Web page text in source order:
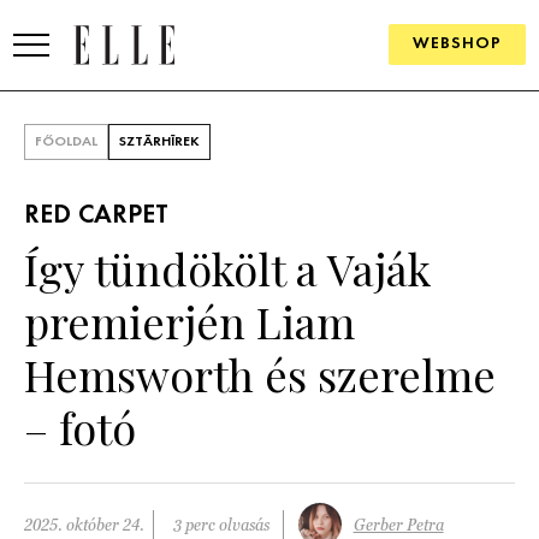
WEBSHOP
SZÉPSÉG
KULTÚRA
PÁRKAPCSOLAT
FŐOLDAL SZTÁRHÍREK
RED CARPET
Így tündökölt a Vaják
premierjén Liam
Hemsworth és szerelme
– fotó
2025. október 24. 3 perc olvasás Gerber Petra